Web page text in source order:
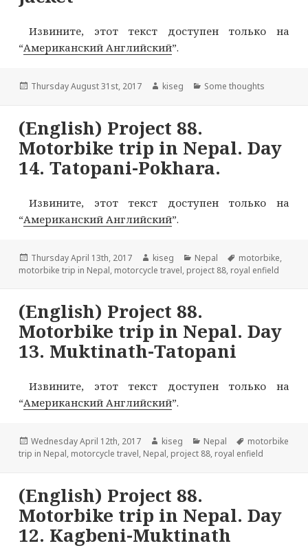
Извините, этот текст доступен только на
“Американский Английский”.
Опубликовано
Thursday August 31st, 2017 Автор
kiseg Рубрики
Some thoughts
(English) Project 88.
Motorbike trip in Nepal. Day
14. Tatopani-Pokhara.
Извините, этот текст доступен только на
“Американский Английский”.
Опубликовано
Thursday April 13th, 2017 Автор
kiseg Рубрики
Nepal Метки
motorbike,
motorbike trip in Nepal, motorcycle travel, project 88, royal enfield
(English) Project 88.
Motorbike trip in Nepal. Day
13. Muktinath-Tatopani
Извините, этот текст доступен только на
“Американский Английский”.
Опубликовано
Wednesday April 12th, 2017 Автор
kiseg Рубрики
Nepal Метки
motorbike
trip in Nepal, motorcycle travel, Nepal, project 88, royal enfield
(English) Project 88.
Motorbike trip in Nepal. Day
12. Kagbeni-Muktinath